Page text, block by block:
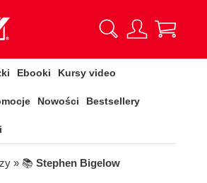
Ebooki Kursy video
Nowości Bestsellery
» 📚 Stephen Bigelow